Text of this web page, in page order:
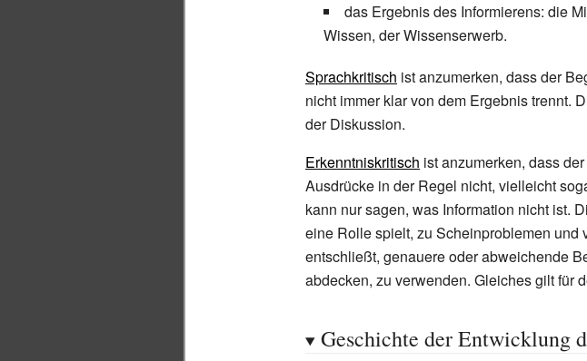
das Ergebnis des Informierens: die
Wissen, der Wissenserwerb.
Sprachkritisch ist anzumerken, dass der
nicht immer klar von dem Ergebnis trennt.
der Diskussion.
Erkenntniskritisch ist anzumerken, dass
Ausdrücke in der Regel nicht, vielleicht
kann nur sagen, was Information nicht ist.
eine Rolle spielt, zu Scheinproblemen und
entschließt, genauere oder abweichende
abdecken, zu verwenden. Gleiches gilt für
Geschichte der Entwicklung